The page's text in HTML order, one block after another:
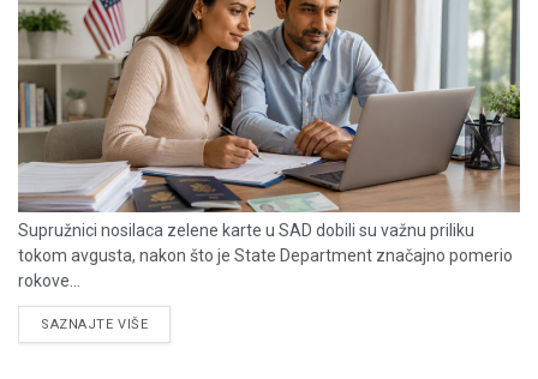
Supružnici nosilaca zelene karte u SAD dobili su važnu priliku
tokom avgusta, nakon što je State Department značajno pomerio
rokove...
SAZNAJTE VIŠEDETAILS